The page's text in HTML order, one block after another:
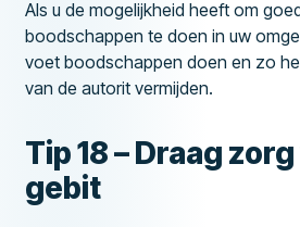
Als u de mogelijkheid heeft om
boodschappen te doen in uw
voet boodschappen doen en zo
van de autorit vermijden.
Tip 18 – Draag
gebit